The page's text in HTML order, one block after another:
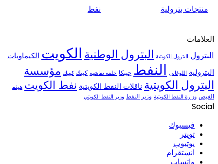
منتجات بترولية نفط
العلامات
البترول البترول الكويتية البترول الوطنية الكويت الكيماويات
البترولية اللوغاني النفط جيبكا حلقة نقاشية كيبك كيبيك مؤسسة
البترول الكويتية ناقلات النفط الكويتية نفط الكويت هيثم
الغيص وزارة النفط الكويتية وزير النفط وزير النفط الكويتي
Social
فيسبوك
تويتر
يوتيوب
انستقرام
واتساب